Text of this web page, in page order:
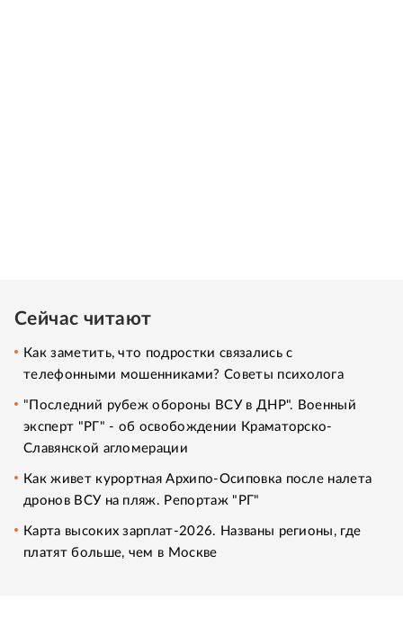
Сейчас читают
Как заметить, что подростки связались с
телефонными мошенниками? Советы психолога
"Последний рубеж обороны ВСУ в ДНР". Военный
эксперт "РГ" - об освобождении Краматорско-
Славянской агломерации
Как живет курортная Архипо-Осиповка после налета
дронов ВСУ на пляж. Репортаж "РГ"
Карта высоких зарплат-2026. Названы регионы, где
платят больше, чем в Москве